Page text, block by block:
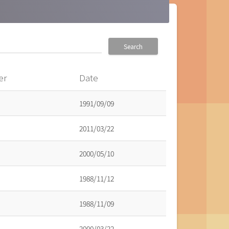
Search
Date
1991/09/09
2011/03/22
2000/05/10
1988/11/12
1988/11/09